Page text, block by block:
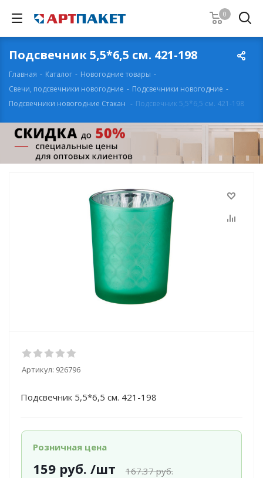
0
Подсвечник 5,5*6,5 см. 421-198
Главная - Каталог - Новогодние товары -
Свечи, подсвечники новогодние - Подсвечники новогодние -
Подсвечники новогодние Стакан - Подсвечник 5,5*6,5 см. 421-198
Артикул: 926796
Подсвечник 5,5*6,5 см. 421-198
Розничная цена
159руб. /шт 167.37руб.